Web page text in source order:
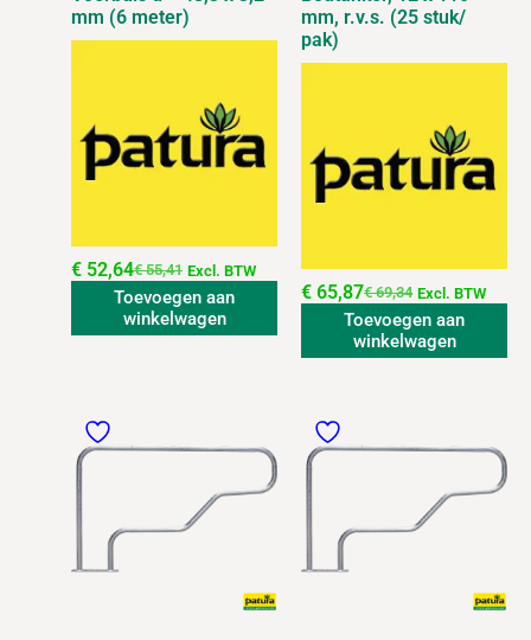
mm (6 meter)
€55,41
€ 52,64 Excl. BTW
Toevoegen aan
winkelwagen
mm, r.v.s. (25 stuk/
pak)
€69,34
€ 65,87 Excl. BTW
Toevoegen aan
winkelwagen